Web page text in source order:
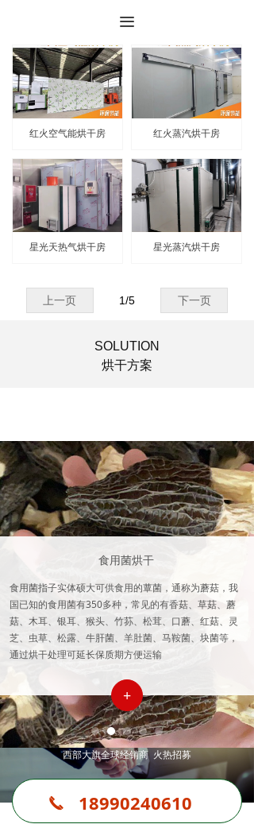
끀
红火空气能烘干房 红火蒸汽烘干房
星光天热气烘干房 星光蒸汽烘干房
上一页 下一页
1/5
西部大旗全球经销商 火热招募
加入我们 共赢未来
18990240610
끅
SOLUTION
烘干方案
食用菌烘干
食用菌指子实体硕大可供食用的蕈菌，通称为蘑菇，我
国已知的食用菌有350多种，常见的有香菇、草菇、蘑
菇、木耳、银耳、猴头、竹荪、松茸、口蘑、红菇、灵
芝、虫草、松露、牛肝菌、羊肚菌、马鞍菌、块菌等，
通过烘干处理可延长保质期方便运输
+